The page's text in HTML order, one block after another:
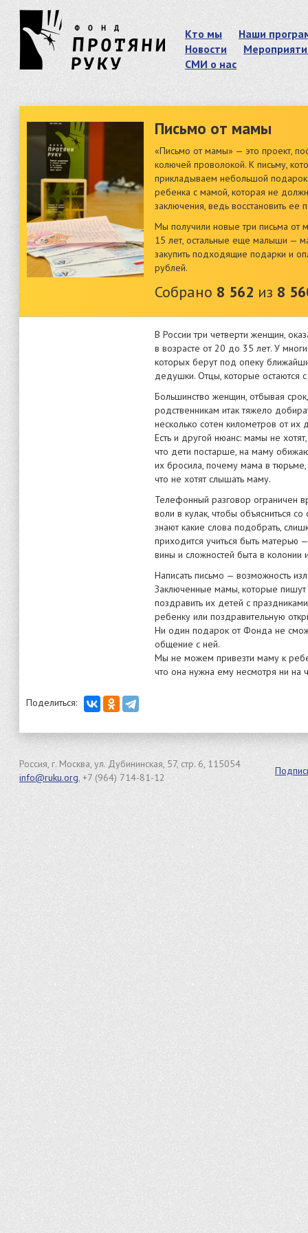
Кто мы
Наши
Новости
СМИ о нас
Письмо от мамы
«Письмо от мамы» — это проект,
колючей проволокой. К письму,
прикладываем небольшой
ребенка с мамой, которая не
заключения, ведь восстановить ее
Мы получили новые три письма от
15 лет, остальные еще малыши —
закупить подходящие подарки и
рублей.
Собрано 8 562 из 8
В России три четверти женщин,
в возрасте от 20 до 35 лет. У
которых берут под опеку
дедушки. Отцы, которые остаются
Большинство женщин, отбывая
родственникам итак тяжело
несколько сотен километров от
Есть и другой нюанс: мамы не
что дети постарше, на маму
их бросила, почему мама в тюрьме,
что не хотят слышать маму.
Телефонный разговор ограничен
воли в кулак, чтобы объясниться
знают какие слова подобрать,
приходится учиться быть матерью
вины и сложностей быта в колонии
Написать письмо — возможность
Заключенные мамы, которые
поздравить их детей с
ребенку или поздравительную
Ни один подарок от Фонда не
общение с ней.
Мы не можем привезти маму к
что она нужна ему несмотря ни на
Поделиться:
Россия, г. Москва, ул. Дубининская, 57, стр. 6, 115054
info@ruku.org, +7 (964) 714-81-12